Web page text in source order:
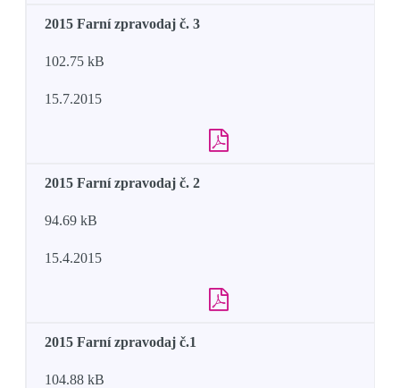
2015 Farní zpravodaj č. 3
102.75 kB
15.7.2015
2015 Farní zpravodaj č. 2
94.69 kB
15.4.2015
2015 Farní zpravodaj č.1
104.88 kB